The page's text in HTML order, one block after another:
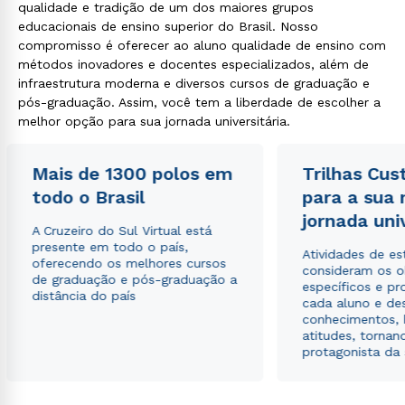
qualidade e tradição de um dos maiores grupos
educacionais de ensino superior do Brasil. Nosso
compromisso é oferecer ao aluno qualidade de ensino com
métodos inovadores e docentes especializados, além de
infraestrutura moderna e diversos cursos de graduação e
pós-graduação. Assim, você tem a liberdade de escolher a
melhor opção para sua jornada universitária.
Mais de 1300 polos em
todo o Brasil
A Cruzeiro do Sul Virtual está
presente em todo o país,
oferecendo os melhores cursos
de graduação e pós-graduação a
distância do país
Trilhas
para a sua
jornada
Atividades de
consideram os
específicos e
cada aluno e
conhecimentos,
atitudes,
protagonista da
WhatsApp
Política de Privacidade.e
autorizo que meus dados sejam utilizados para o